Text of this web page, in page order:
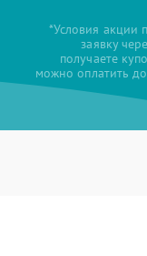
*Условия акции
заявку
получаете
можно оплатить